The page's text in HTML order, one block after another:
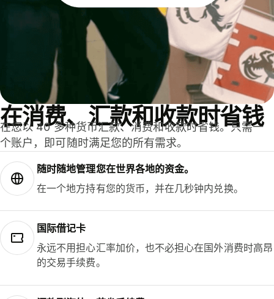
在消费、汇款和收款时省钱
在您以 40 多种货币汇款、消费和收款时省钱。只需一
个账户，即可随时满足您的所有需求。
随时随地管理您在世界各地的资金。
在一个地方持有您的货币，并在几秒钟内兑换。
国际借记卡
永远不用担心汇率加价，也不必担心在国外消费时高昂
的交易手续费。